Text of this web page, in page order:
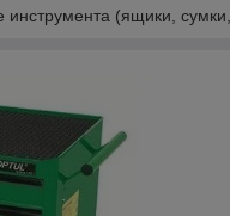
инструмента (ящики,